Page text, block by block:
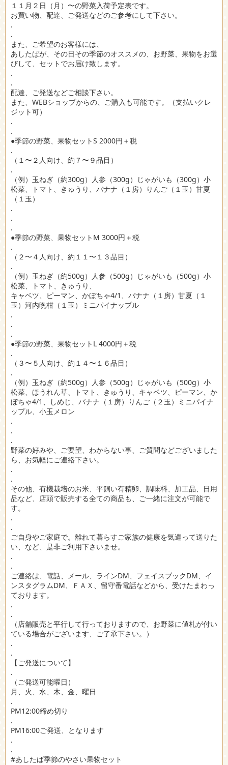
１１月２日（月）〜の野菜入荷予定表です。
お買い物、配達、ご発送などのご参考にして下さい。
.
.
また、ご希望のお客様には、
あしたばが、その日その季節のオススメの、お野菜、果物をお選
びして、セットでお届け致します。
.
.
配達、ご発送などご相談下さい。
また、WEBショップからの、ご購入も可能です。（支払いクレ
ジット可）
.
.
●季節の野菜、果物セットS 2000円＋税
.
（１〜２人向け、約７〜９品目）
.
（例）玉ねぎ（約300g）人参（300g）じゃがいも（300g）小
松菜、トマト、きゅうり、バナナ（１房）りんご（１玉）甘夏
（１玉）
.
.
.
●季節の野菜、果物セットM 3000円＋税
.
（２〜４人向け、約１１〜１３品目）
.
（例）玉ねぎ（約500g）人参（500g）じゃがいも（500g）小
松菜、トマト、きゅうり、
キャベツ、ピーマン、かぼちゃ4/1、バナナ（１房）甘夏（１
玉）河内晩柑（１玉）ミニパイナップル
.
.
.
●季節の野菜、果物セットL 4000円＋税
.
（３〜５人向け、約１４〜１６品目）
.
（例）玉ねぎ（約500g）人参（500g）じゃがいも（500g）小
松菜、ほうれん草、トマト、きゅうり、キャベツ、ピーマン、か
ぼちゃ4/1、しめじ、バナナ（１房）りんご（２玉）ミニパイナ
ップル、小玉メロン
.
.
.
野菜の好みや、ご要望、わからない事、ご質問などございました
ら、お気軽にご連絡下さい。
.
.
その他、有機栽培のお米、平飼い有精卵、調味料、加工品、日用
品など、店頭で販売する全ての商品も、ご一緒に注文が可能で
す。
.
.
ご自身やご家庭で。離れて暮らすご家族の健康を気遣って送りた
い、など、是非ご利用下さいませ。
.
.
ご連絡は、電話、メール、ラインDM、フェイスブックDM、イ
ンスタグラムDM、ＦＡＸ、留守番電話などから、受けたまわっ
ております。
.
.
（店舗販売と平行して行っておりますので、お野菜に値札が付い
ている場合がございます、ご了承下さい。）
.
.
【ご発送について】
.
（ご発送可能曜日）
月、火、水、木、金、曜日
.
PM12:00締め切り
.
PM16:00ご発送、となります
.
.
#あしたば季節のやさい果物セット